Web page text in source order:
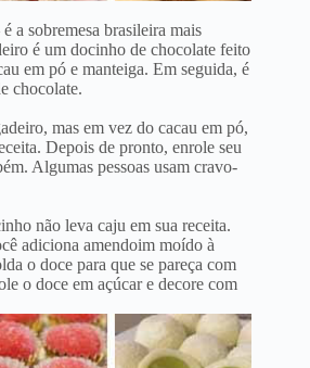
a sobremesa brasileira mais
é um docinho de chocolate feito
em pó e manteiga. Em seguida, é
chocolate.
mas em vez do cacau em pó,
Depois de pronto, enrole seu
Algumas pessoas usam cravo-
não leva caju em sua receita.
adiciona amendoim moído à
o doce para que se pareça com
o doce em açúcar e decore com